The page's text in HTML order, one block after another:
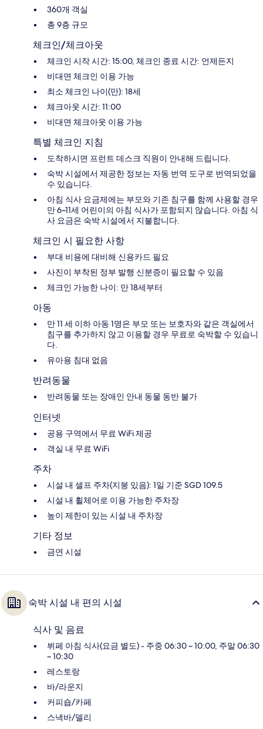
360개 객실
총 9층 규모
체크인/체크아웃
체크인 시작 시간: 15:00, 체크인 종료 시간: 언제든지
비대면 체크인 이용 가능
최소 체크인 나이(만): 18세
체크아웃 시간: 11:00
비대면 체크아웃 이용 가능
특별 체크인 지침
도착하시면 프런트 데스크 직원이 안내해 드립니다.
숙박 시설에서 제공한 정보는 자동 번역 도구로 번역되었을
수 있습니다.
아침 식사 요금제에는 부모와 기존 침구를 함께 사용할 경우
만 6~11세 어린이의 아침 식사가 포함되지 않습니다. 아침 식
사 요금은 숙박 시설에서 지불합니다.
체크인 시 필요한 사항
부대 비용에 대비해 신용카드 필요
사진이 부착된 정부 발행 신분증이 필요할 수 있음
체크인 가능한 나이: 만 18세부터
아동
만 11 세 이하 아동 1명은 부모 또는 보호자와 같은 객실에서
침구를 추가하지 않고 이용할 경우 무료로 숙박할 수 있습니
다.
유아용 침대 없음
반려동물
반려동물 또는 장애인 안내 동물 동반 불가
인터넷
공용 구역에서 무료 WiFi 제공
객실 내 무료 WiFi
주차
시설 내 셀프 주차(지붕 있음): 1일 기준 SGD 109.5
시설 내 휠체어로 이용 가능한 주차장
높이 제한이 있는 시설 내 주차장
기타 정보
금연 시설
숙박 시설 내 편의 시설
식사 및 음료
뷔페 아침 식사(요금 별도) - 주중 06:30 ~ 10:00, 주말 06:30
~ 10:30
레스토랑
바/라운지
커피숍/카페
스낵바/델리